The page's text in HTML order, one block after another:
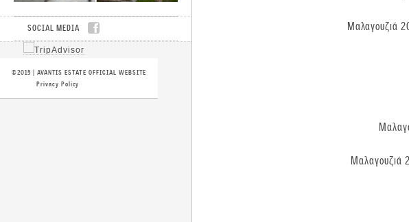
SOCIAL MEDIA
-
©2015 | AVANTIS ESTATE OFFICIAL WEBSITE
Privacy Policy
Μαλαγουζιά
Μαλαγουζιά